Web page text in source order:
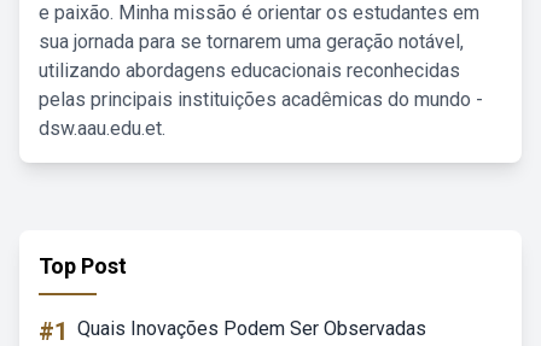
e paixão. Minha missão é orientar os estudantes em
sua jornada para se tornarem uma geração notável,
utilizando abordagens educacionais reconhecidas
pelas principais instituições acadêmicas do mundo -
dsw.aau.edu.et.
Top Post
#1 Quais Inovações Podem Ser Observadas